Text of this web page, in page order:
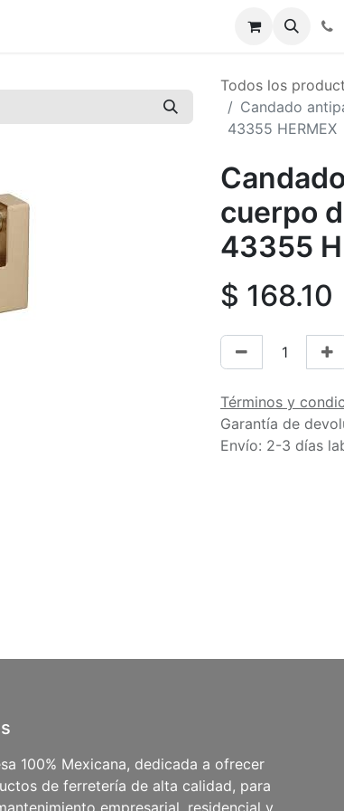
Todos los
Candado
43355 HERMEX
cuerpo
43355
$ 168.10
Términos y
Garantía de
Envío: 2-3 días
100% Mexicana, dedicada a ofrecer
de ferretería de alta calidad, para
empresarial, residencial y